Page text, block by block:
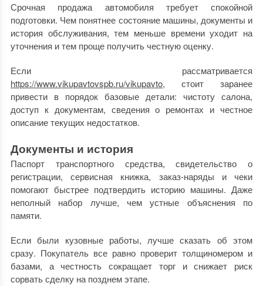
Срочная продажа автомобиля требует спокойной
подготовки. Чем понятнее состояние машины, документы и
история обслуживания, тем меньше времени уходит на
уточнения и тем проще получить честную оценку.
Если рассматривается
https://www.vikupavtovspb.ru/vikupavto, стоит заранее
привести в порядок базовые детали: чистоту салона,
доступ к документам, сведения о ремонтах и честное
описание текущих недостатков.
Документы и история
Паспорт транспортного средства, свидетельство о
регистрации, сервисная книжка, заказ-наряды и чеки
помогают быстрее подтвердить историю машины. Даже
неполный набор лучше, чем устные объяснения по
памяти.
Если были кузовные работы, лучше сказать об этом
сразу. Покупатель все равно проверит толщиномером и
базами, а честность сокращает торг и снижает риск
сорвать сделку на позднем этапе.